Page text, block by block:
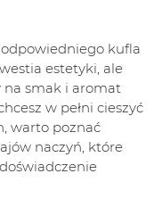
kufla
estetyki, ale
na smak i aromat
w pełni cieszyć
warto poznać
naczyń, które